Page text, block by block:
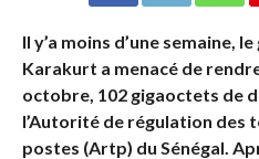
Il y’a moins d’une semaine,
Karakurt a menacé de
octobre, 102 gigaoctets de
l’Autorité de régulation des
postes (Artp) du Sénégal.